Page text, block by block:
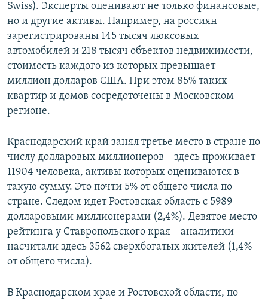
Swiss). Эксперты оценивают не только финансовые,
но и другие активы. Например, на россиян
зарегистрированы 145 тысяч люксовых
автомобилей и 218 тысяч объектов недвижимости,
стоимость каждого из которых превышает
миллион долларов США. При этом 85% таких
квартир и домов сосредоточены в Московском
регионе.
Краснодарский край занял третье место в стране по
числу долларовых миллионеров – здесь проживает
11904 человека, активы которых оцениваются в
такую сумму. Это почти 5% от общего числа по
стране. Следом идет Ростовская область с 5989
долларовыми миллионерами (2,4%). Девятое место
рейтинга у Ставропольского края – аналитики
насчитали здесь 3562 сверхбогатых жителей (1,4%
от общего числа).
В Краснодарском крае и Ростовской области, по